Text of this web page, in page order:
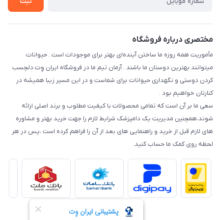
مختصری درباره فروشگاه
مأموریت همه روزه ما ساختن آینده‌ای بهتر برای موجودات است . حیوانات
میتوانند بهترین دوستان ما باشند . آرمان تیم ما در فروشگاه ایران وِت دلچسب
کردن دوستی و نگهداری حیوانات برای شماست و در این مسیر زیبا همیشه در
کنارتان خواهیم بود .
سعی ما بر آن است که تمامی محصولات با کیفیت مطلوب و برند اصلی ارائه
شوند،همچنین مدیریت یک دامپزشک شرایط لازم را جهت خرید بهتر و مشاوره
های لازم قبل از خرید و راهنمایی های بعد از آن را فراهم کرده است ،پس در هر
لحظه روی کمک ما حساب کنید.